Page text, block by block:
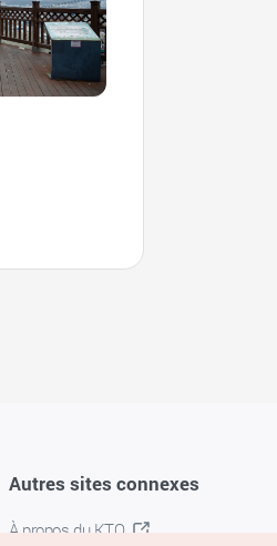
Autres sites connexes
À propos du KTO